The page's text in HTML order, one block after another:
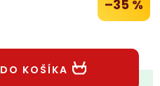
Reklamačný poriadok
–35 %
DO KOŠÍKA